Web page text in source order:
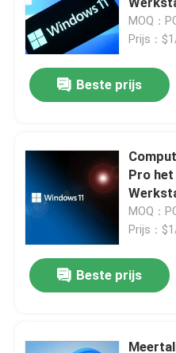
mail
MOQ：
Prijs：
Beste prijs
Pro
Online
MOQ：
Prijs：
Beste prijs
Meertalig